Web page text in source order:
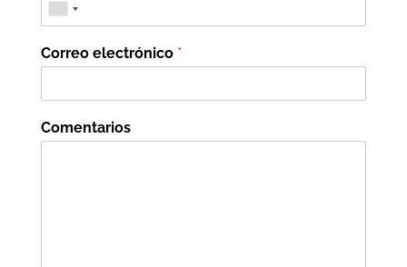
Correo electrónico *
Comentarios